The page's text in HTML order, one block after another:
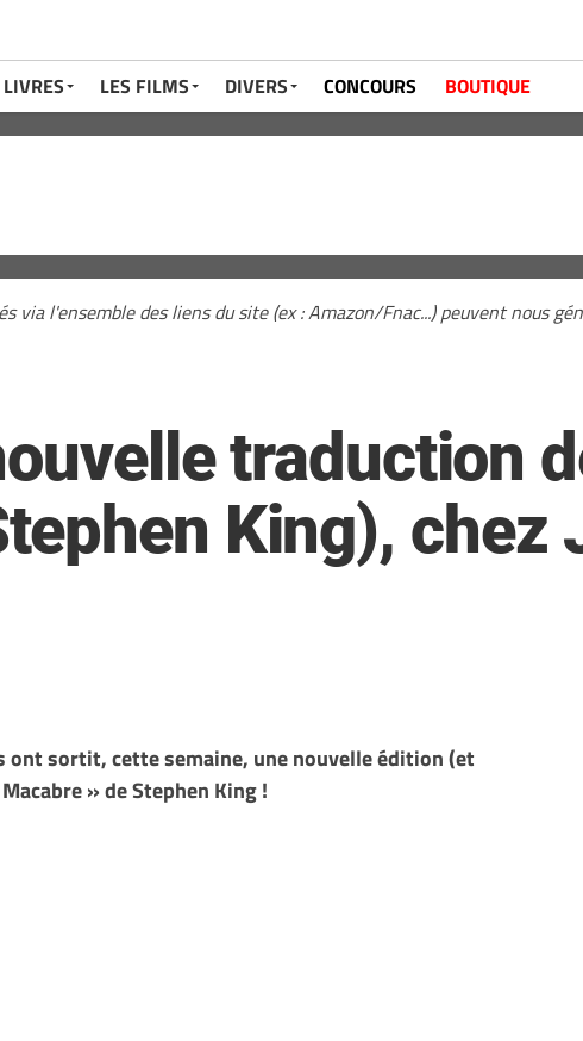
LES FILMS DIVERS CONCOURS BOUTIQUE
via l'ensemble des liens du site (ex : Amazon/Fnac...) peuvent nous
traduction
King), chez
ont sortit, cette semaine, une nouvelle édition (et
» de Stephen King !